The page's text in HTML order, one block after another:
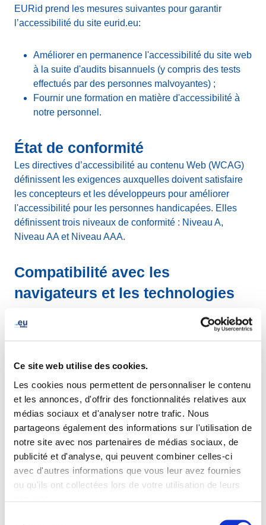
Ce site web utilise des cookies.
Les cookies nous permettent de personnaliser le contenu
et les annonces, d'offrir des fonctionnalités relatives aux
médias sociaux et d'analyser notre trafic. Nous
partageons également des informations sur l'utilisation de
notre site avec nos partenaires de médias sociaux, de
publicité et d'analyse, qui peuvent combiner celles-ci
avec d'autres informations que vous leur avez fournies
ou qu'ils ont collectées lors de votre utilisation de leurs
EURid prend les mesures suivantes pour garantir
l’accessibilité du site eurid.eu:
Améliorer en permanence l'accessibilité du site web
à la suite d'audits bisannuels (y compris des tests
effectués par des personnes malvoyantes) ;
Fournir une formation en matière d'accessibilité à
notre personnel.
État de conformité
Les directives d’accessibilité au contenu Web (WCAG)
définissent les exigences auxquelles doivent satisfaire
les concepteurs et les développeurs pour améliorer
l'accessibilité pour les personnes handicapées. Elles
définissent trois niveaux de conformité : Niveau A,
Niveau AA et Niveau AAA.
Compatibilité avec les
navigateurs et les technologies
L'accessibilité du site eurid.eu repose sur les
HTML - WAI-ARIA - CSS - JavaScript
L'audit a démontré que l'extension WAVE Chrome /
Firefox et Chrome Accessibility Developer Tools
fonctionnent bien avec le contenu du site web en tant
qu'outils d'accessibilité (bien que cette liste ne soit pas